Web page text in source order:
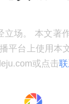
立场。 本文著
平台上使用本
或点击